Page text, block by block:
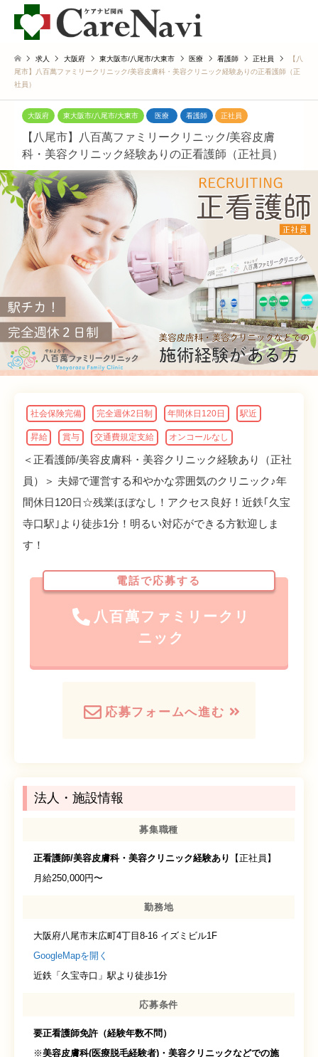
求人 大阪府 東大阪市/八尾市/大東市 医療 看護師 正社員
【八
尾市】八百萬ファミリークリニック/美容皮膚科・美容クリニック経験ありの正看護師（正
社員）
大阪府 東大阪市/八尾市/大東市 医療 看護師 正社員
【八尾市】八百萬ファミリークリニック/美容皮膚
科・美容クリニック経験ありの正看護師（正社員）
社会保険完備 完全週休2日制 年間休日120日 駅近
昇給 賞与 交通費規定支給 オンコールなし
＜正看護師/美容皮膚科・美容クリニック経験あり（正社
員）＞ 夫婦で運営する和やかな雰囲気のクリニック♪年
間休日120日☆残業ほぼなし！アクセス良好！近鉄｢久宝
寺口駅｣より徒歩1分！明るい対応ができる方歓迎しま
す！
電話で応募する
八百萬ファミリークリ
ニック
応募フォームへ進む
法人・施設情報
募集職種
正看護師/美容皮膚科・美容クリニック経験あり
【正社員】
月給250,000円〜
勤務地
大阪府八尾市末広町4丁目8-16 イズミビル1F
GoogleMapを開く
近鉄「久宝寺口」駅より徒歩1分
応募条件
要正看護師免許（経験年数不問）
※美容皮膚科(医療脱毛経験者)・美容クリニックなどでの施